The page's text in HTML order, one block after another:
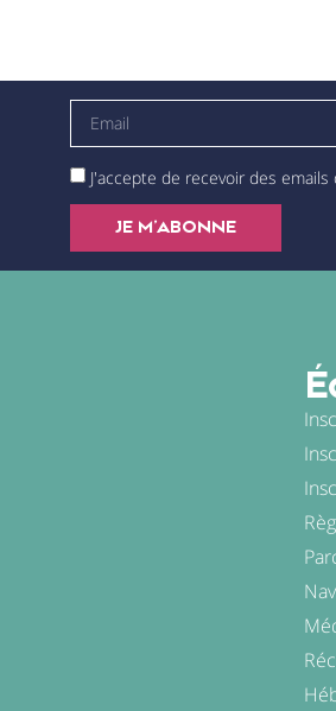
J'accepte de recevoir des
JE M'ABONNE